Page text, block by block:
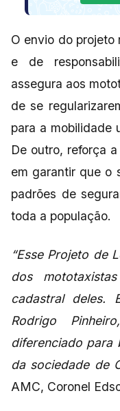
O envio do projeto
e de
assegura aos
de se
para a mobilidade
De outro, reforça
em garantir que o
padrões de
toda a população.
“Esse Projeto de
dos
cadastral deles.
Rodrigo
diferenciado para
da sociedade de
AMC, Coronel